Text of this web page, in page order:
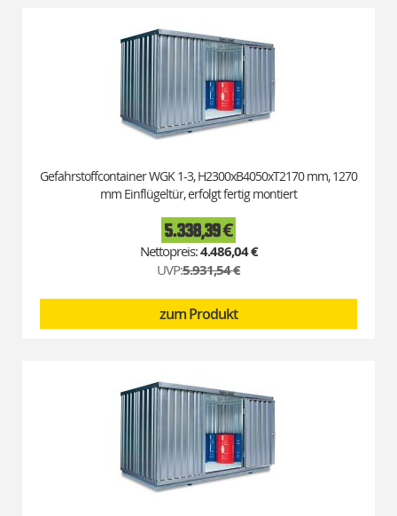
Gefahrstoffcontainer WGK 1-3, H2300xB4050xT2170 mm, 1270
mm Einflügeltür, erfolgt fertig montiert
Special
Price
5.338,39 €
4.486,04 €
UVP:5.931,54 €
zum Produkt